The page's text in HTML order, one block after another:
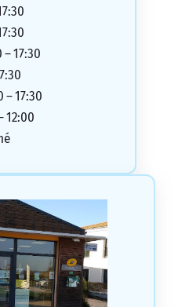
17:30
– 17:30
12:00